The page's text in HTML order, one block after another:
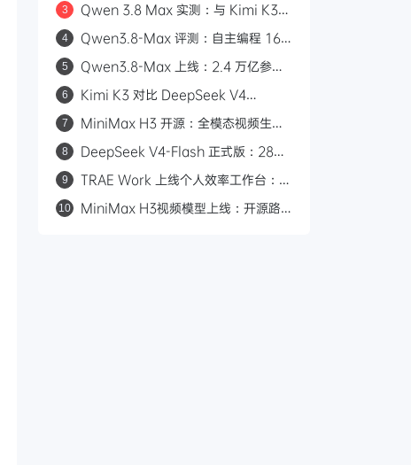
4.5k token复杂版面一次生成
3
Qwen 3.8 Max 实测：与 Kimi K3
4
Qwen3.8-Max 评测：自主编程 16
5
Qwen3.8-Max 上线：2.4 万亿参
AI 平台
6
Kimi K3 对比 DeepSeek V4
路线之争
7
MiniMax H3 开源：全模态视频生成
8
DeepSeek V4-Flash 正式版：284B
Claude Opus 4.8
9
TRAE Work 上线个人效率工作台：一
10
MiniMax H3视频模型上线：开源路